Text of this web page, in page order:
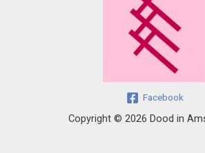
Facebook
Copyright © 2026 Dood in